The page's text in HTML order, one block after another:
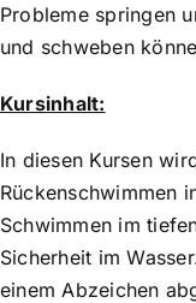
Probleme springen
und schweben
Kursinhalt:
In diesen Kursen
Rückenschwimmen
Schwimmen im
Sicherheit im
einem Abzeichen